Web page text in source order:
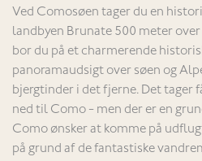
Ved Comosøen tager du en
landbyen Brunate 500 meter
bor du på et charmerende
panoramaudsigt over søen og
bjergtinder i det fjerne. Det tager
ned til Como - men der er en
Como ønsker at komme på
på grund af de fantastiske